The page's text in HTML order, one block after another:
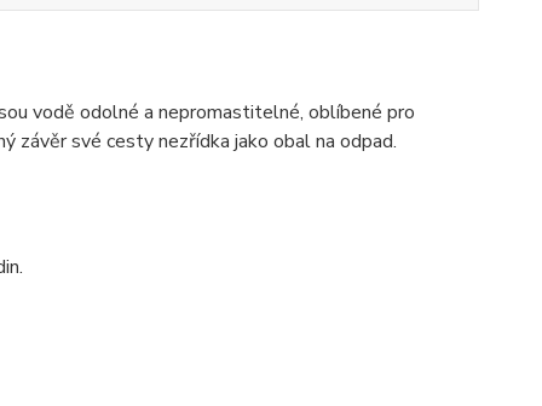
vodě odolné a nepromastitelné, oblíbené pro
závěr své cesty nezřídka jako obal na odpad.